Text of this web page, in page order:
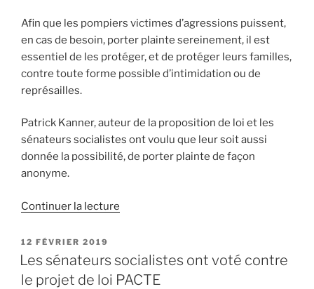
Afin que les pompiers victimes d’agressions puissent,
en cas de besoin, porter plainte sereinement, il est
essentiel de les protéger, et de protéger leurs familles,
contre toute forme possible d’intimidation ou de
représailles.
Patrick Kanner, auteur de la proposition de loi et les
sénateurs socialistes ont voulu que leur soit aussi
donnée la possibilité, de porter plainte de façon
anonyme.
Continuer la lecture
de
loi
PUBLIÉ
LE
12 FÉVRIER 2019
Les sénateurs socialistes ont voté contre
le projet de loi PACTE